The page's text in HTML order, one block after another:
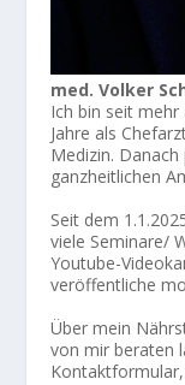
med. Volker
Ich bin seit mehr
Jahre als
Medizin.
ganzheitlichen
Seit dem
viele Seminare/
Youtube-
veröffentliche
Über mein
von mir beraten